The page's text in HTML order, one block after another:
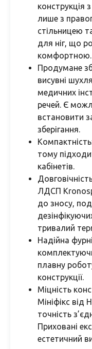
конструкція
лише з
стільницею
для ніг, що
комфортною.
Продумане
висувні
медичних
речей. Є
встановити
зберігання.
тому
кабінетів.
ЛДСП
до зносу,
тривалий
Надійна
плавну
конструкції.
Міцність
Мініфікс від
точність
Приховані
естетичний